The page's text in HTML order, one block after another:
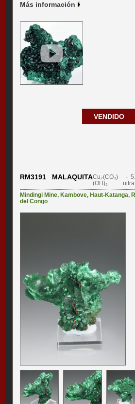
Más información
VENDIDO
RM3191 MALAQUITACu₂(CO₃)
(OH)₂
-
Mindingi Mine, Kambove, Haut-Katanga,
del Congo